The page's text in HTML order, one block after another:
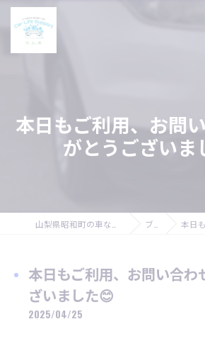
本日もご利用、お問
がとうございま
ブログ 本日もご
本日もご利用、お問い合わ
ざいました😊
2025/04/25